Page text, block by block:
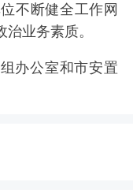
不断健全工作网
业务素质。
办公室和市安置